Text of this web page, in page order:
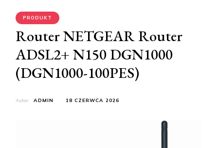
PRODUKT
Router NETGEAR Router
ADSL2+ N150 DGN1000
(DGN1000-100PES)
Autor: ADMIN 18 CZERWCA 2026